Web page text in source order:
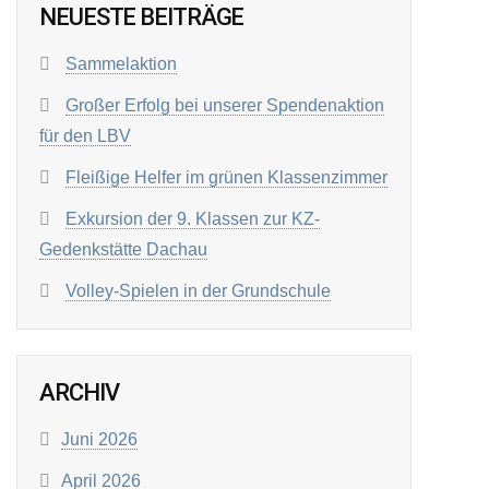
NEUESTE BEITRÄGE
Sammelaktion
Großer Erfolg bei unserer Spendenaktion
für den LBV
Fleißige Helfer im grünen Klassenzimmer
Exkursion der 9. Klassen zur KZ-
Gedenkstätte Dachau
Volley-Spielen in der Grundschule
ARCHIV
Juni 2026
April 2026